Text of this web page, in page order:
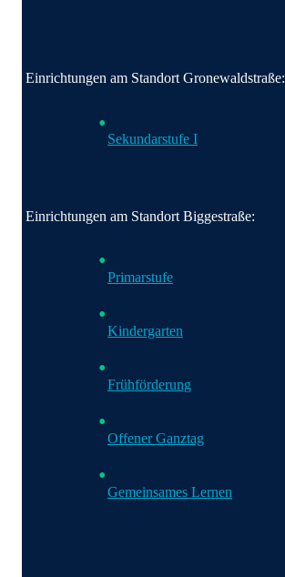
Einrichtungen am Standort Gronewaldstraße:
Sekundarstufe I
Einrichtungen am Standort Biggestraße:
Primarstufe
Kindergarten
Frühförderung
Offener Ganztag
Gemeinsames Lernen